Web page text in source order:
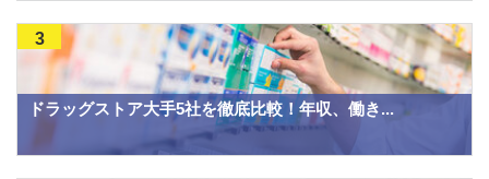
ドラッグストア大手5社を徹底比較！年収、働き...
3